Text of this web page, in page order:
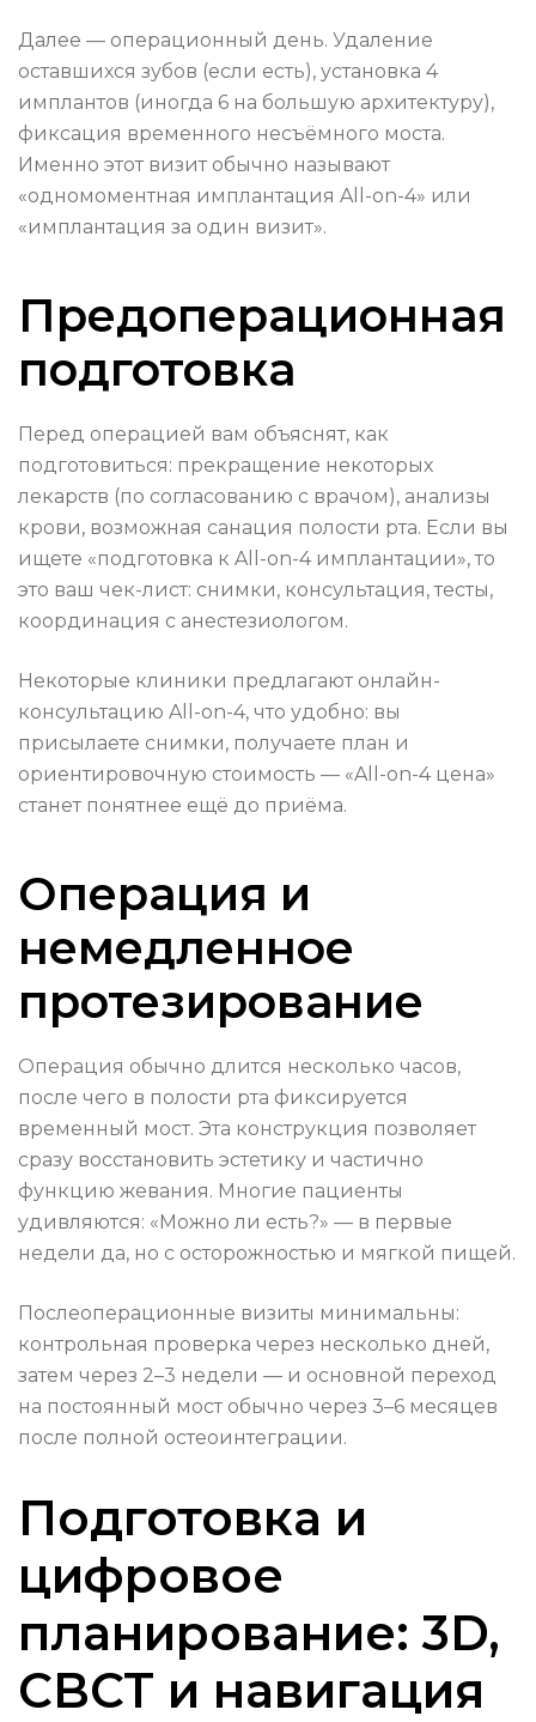
Далее — операционный день. Удаление
оставшихся зубов (если есть), установка 4
имплантов (иногда 6 на большую архитектуру),
фиксация временного несъёмного моста.
Именно этот визит обычно называют
«одномоментная имплантация All-on-4» или
«имплантация за один визит».
Предоперационная
подготовка
Перед операцией вам объяснят, как
подготовиться: прекращение некоторых
лекарств (по согласованию с врачом), анализы
крови, возможная санация полости рта. Если вы
ищете «подготовка к All-on-4 имплантации», то
это ваш чек-лист: снимки, консультация, тесты,
координация с анестезиологом.
Некоторые клиники предлагают онлайн-
консультацию All-on-4, что удобно: вы
присылаете снимки, получаете план и
ориентировочную стоимость — «All-on-4 цена»
станет понятнее ещё до приёма.
Операция и
немедленное
протезирование
Операция обычно длится несколько часов,
после чего в полости рта фиксируется
временный мост. Эта конструкция позволяет
сразу восстановить эстетику и частично
функцию жевания. Многие пациенты
удивляются: «Можно ли есть?» — в первые
недели да, но с осторожностью и мягкой пищей.
Послеоперационные визиты минимальны:
контрольная проверка через несколько дней,
затем через 2–3 недели — и основной переход
на постоянный мост обычно через 3–6 месяцев
после полной остеоинтеграции.
Подготовка и
цифровое
планирование: 3D,
CBCT и навигация